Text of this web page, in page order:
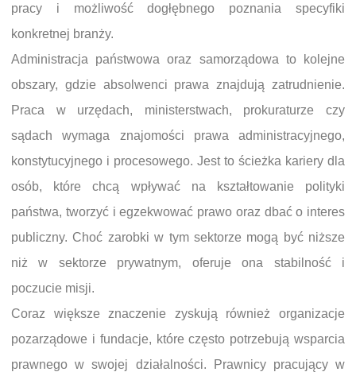
pracy i możliwość dogłębnego poznania specyfiki
konkretnej branży.
Administracja państwowa oraz samorządowa to kolejne
obszary, gdzie absolwenci prawa znajdują zatrudnienie.
Praca w urzędach, ministerstwach, prokuraturze czy
sądach wymaga znajomości prawa administracyjnego,
konstytucyjnego i procesowego. Jest to ścieżka kariery dla
osób, które chcą wpływać na kształtowanie polityki
państwa, tworzyć i egzekwować prawo oraz dbać o interes
publiczny. Choć zarobki w tym sektorze mogą być niższe
niż w sektorze prywatnym, oferuje ona stabilność i
poczucie misji.
Coraz większe znaczenie zyskują również organizacje
pozarządowe i fundacje, które często potrzebują wsparcia
prawnego w swojej działalności. Prawnicy pracujący w